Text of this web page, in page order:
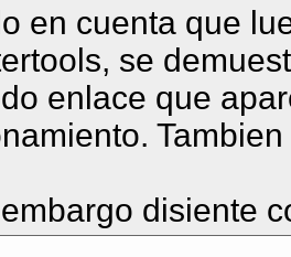
en cuenta que
se
enlace que
disiente